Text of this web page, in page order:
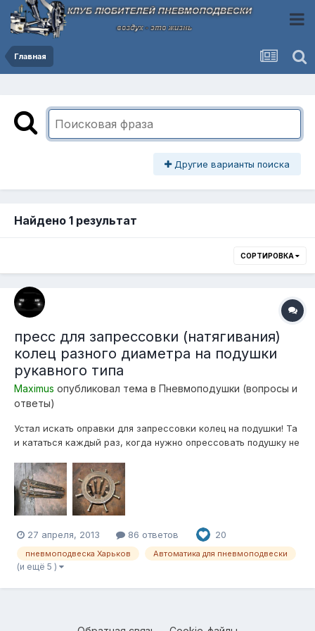
Главная
Другие варианты поиска
Найдено 1 результат
СОРТИРОВКА
пресс для запрессовки (натягивания)
колец разного диаметра на подушки
рукавного типа
Maximus опубликовал тема в Пневмоподушки (вопросы и
ответы)
Устал искать оправки для запрессовки колец на подушки! Та
и кататься каждый раз, когда нужно опрессовать подушку не
гидравлический домкрат, кольцо упираю в восемь болтов
м16 (класс прочности 8.8), домкратом давлю на поршень или
крышку подушки! Запре...
27 апреля, 2013 86 ответов 20
пневмоподвеска Харьков Автоматика для пневмоподвески
(и ещё 5 )